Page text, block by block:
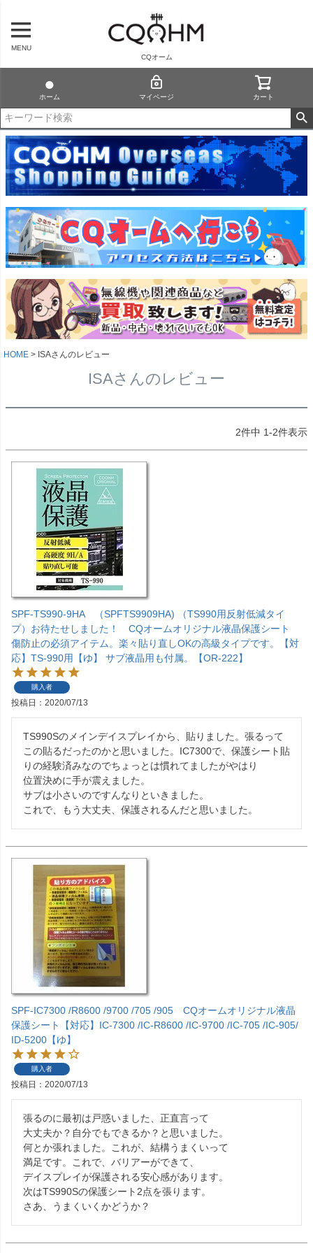
MENU
CQオーム
ホーム マイページ カート
HOME ISAさんのレビュー
ISAさんのレビュー
2件中 1-2件表示
SPF-TS990-9HA （SPFTS9909HA) （TS990用反射低減タイ
プ）お待たせしました！ CQオームオリジナル液晶保護シート
傷防止の必須アイテム。楽々貼り直しOKの高級タイプです。【対
応】TS-990用【ゆ】 サブ液晶用も付属。【OR-222】
購入者
投稿日 2020/07/13
TS990Sのメインデイスプレイから、貼りました。張るって
この貼るだったのかと思いました。IC7300で、保護シート貼
りの経験済みなのでちょっとは慣れてましたがやはり
位置決めに手が震えました。
サブは小さいのですんなりといきました。
これで、もう大丈夫、保護されるんだと思いました。
SPF-IC7300 /R8600 /9700 /705 /905 CQオームオリジナル液晶
保護シート【対応】IC-7300 /IC-R8600 /IC-9700 /IC-705 /IC-905/
ID-5200【ゆ】
購入者
投稿日 2020/07/13
張るのに最初は戸惑いました、正直言って
大丈夫か？自分でもできるか？と思いました。
何とか張れました。これが、結構うまくいって
満足です。これで、バリアーができて、
デイスプレイが保護される安心感があります。
次はTS990Sの保護シート2点を張ります。
さあ、うまくいくかどうか？